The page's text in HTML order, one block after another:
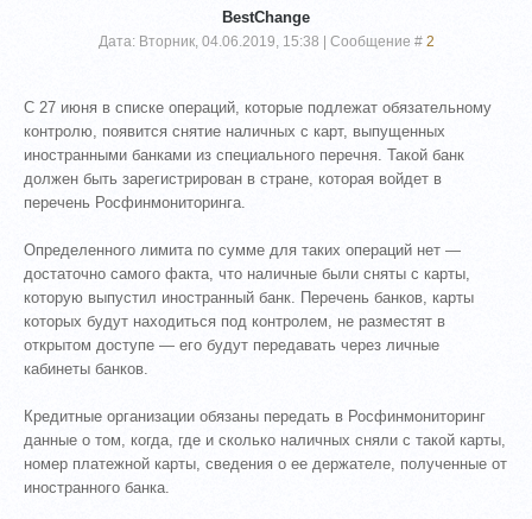
BestChange
Дата: Вторник, 04.06.2019, 15:38 | Сообщение # 2
С 27 июня в списке операций, которые подлежат обязательному
контролю, появится снятие наличных с карт, выпущенных
иностранными банками из специального перечня. Такой банк
должен быть зарегистрирован в стране, которая войдет в
перечень Росфинмониторинга.
Определенного лимита по сумме для таких операций нет —
достаточно самого факта, что наличные были сняты с карты,
которую выпустил иностранный банк. Перечень банков, карты
которых будут находиться под контролем, не разместят в
открытом доступе — его будут передавать через личные
кабинеты банков.
Кредитные организации обязаны передать в Росфинмониторинг
данные о том, когда, где и сколько наличных сняли с такой карты,
номер платежной карты, сведения о ее держателе, полученные от
иностранного банка.